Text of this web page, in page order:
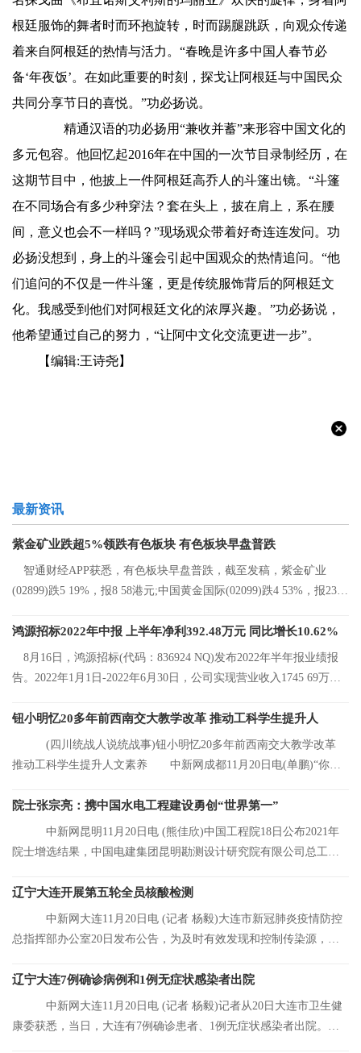
根廷服饰的舞者时而环抱旋转，时而踢腿跳跃，向观众传递
着来自阿根廷的热情与活力。“春晚是许多中国人春节必
备‘年夜饭’。在如此重要的时刻，探戈让阿根廷与中国民众
共同分享节日的喜悦。”功必扬说。
精通汉语的功必扬用“兼收并蓄”来形容中国文化的
多元包容。他回忆起2016年在中国的一次节目录制经历，在
这期节目中，他披上一件阿根廷高乔人的斗篷出镜。“斗篷
在不同场合有多少种穿法？套在头上，披在肩上，系在腰
间，意义也会不一样吗？”现场观众带着好奇连连发问。功
必扬没想到，身上的斗篷会引起中国观众的热情追问。“他
们追问的不仅是一件斗篷，更是传统服饰背后的阿根廷文
化。我感受到他们对阿根廷文化的浓厚兴趣。”功必扬说，
他希望通过自己的努力，“让阿中文化交流更进一步”。
【编辑:王诗尧】
最新资讯
紫金矿业跌超5%领跌有色板块 有色板块早盘普跌
智通财经APP获悉，有色板块早盘普跌，截至发稿，紫金矿业
(02899)跌5 19%，报8 58港元;中国黄金国际(02099)跌4 53%，报23 2
鸿源招标2022年中报 上半年净利392.48万元 同比增长10.62%
8月16日，鸿源招标(代码：836924 NQ)发布2022年半年报业绩报
告。2022年1月1日-2022年6月30日，公司实现营业收入1745 69万
钮小明忆20多年前西南交大教学改革 推动工科学生提升人
(四川统战人说统战事)钮小明忆20多年前西南交大教学改革
推动工科学生提升人文素养 中新网成都11月20日电(单鹏)“你们
院士张宗亮：携中国水电工程建设勇创“世界第一”
中新网昆明11月20日电 (熊佳欣)中国工程院18日公布2021年
院士增选结果，中国电建集团昆明勘测设计研究院有限公司总工程
辽宁大连开展第五轮全员核酸检测
中新网大连11月20日电 (记者 杨毅)大连市新冠肺炎疫情防控
总指挥部办公室20日发布公告，为及时有效发现和控制传染源，结
辽宁大连7例确诊病例和1例无症状感染者出院
中新网大连11月20日电 (记者 杨毅)记者从20日大连市卫生健
康委获悉，当日，大连有7例确诊患者、1例无症状感染者出院。目